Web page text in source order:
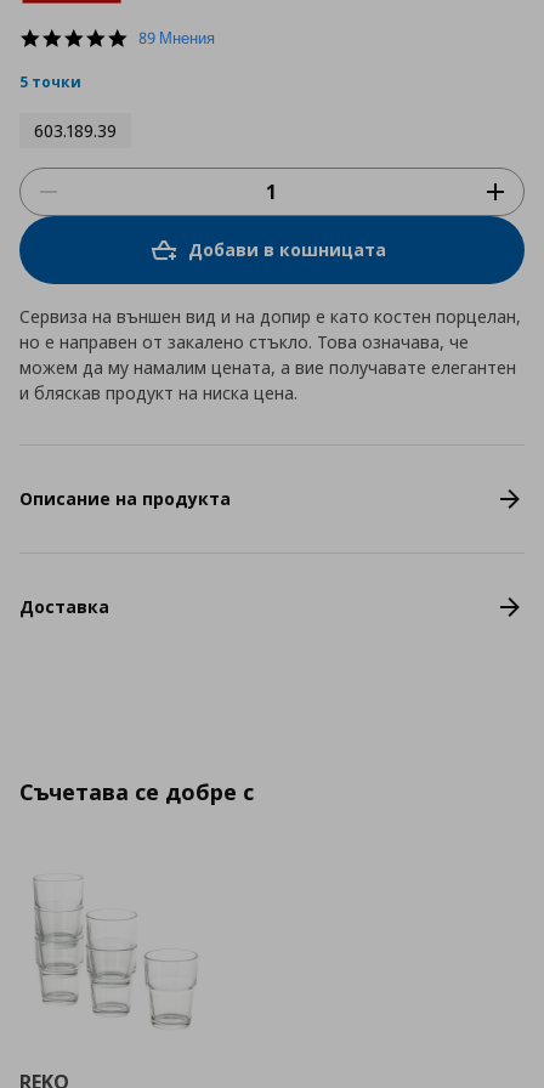
4.9
89 Мнения
5 точки
603.189.39
Добави в кошницата
Сервиза на външен вид и на допир е като костен порцелан,
но е направен от закалено стъкло. Това означава, че
можем да му намалим цената, а вие получавате елегантен
и бляскав продукт на ниска цена.
Описание на продукта
Доставка
Съчетава се добре с
REKO